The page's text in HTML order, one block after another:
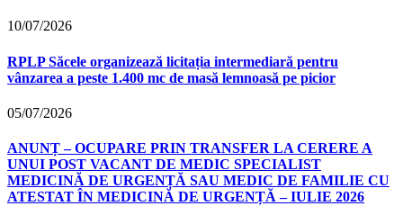
10/07/2026
RPLP Săcele organizează licitația intermediară pentru
vânzarea a peste 1.400 mc de masă lemnoasă pe picior
05/07/2026
ANUNȚ – OCUPARE PRIN TRANSFER LA CERERE A
UNUI POST VACANT DE MEDIC SPECIALIST
MEDICINĂ DE URGENȚĂ SAU MEDIC DE FAMILIE CU
ATESTAT ÎN MEDICINĂ DE URGENȚĂ – IULIE 2026